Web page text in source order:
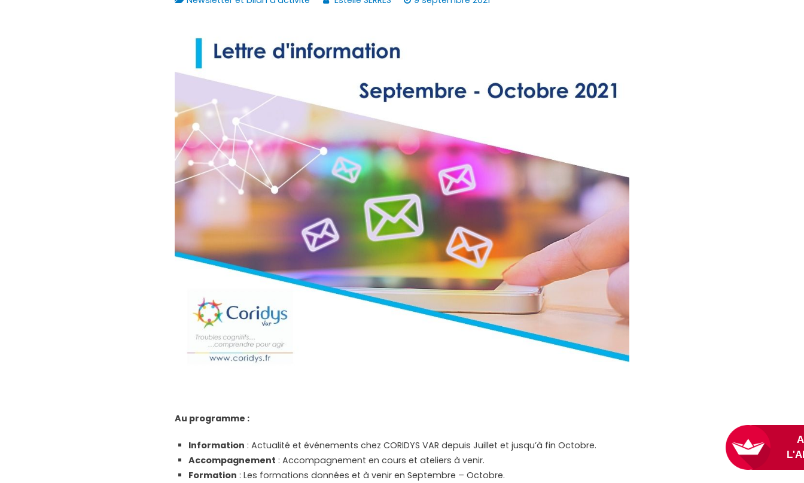
Au programme :
Information : Actualité et événements chez CORIDYS VAR depuis Juillet et jusqu’à fin Octobre.
Accompagnement : Accompagnement en cours et ateliers à venir.
Formation : Les formations données et à venir en Septembre – Octobre.